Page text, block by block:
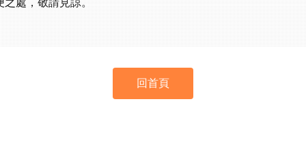
回首頁